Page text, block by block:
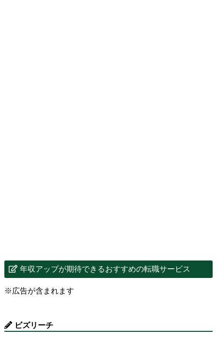
年収アップが期待できるおすすめの転職サービス
※広告が含まれます
ビズリーチ